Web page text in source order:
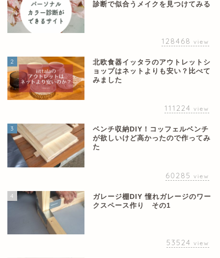
診断で似合うメイクを見つけてみる
128468 view
2
北欧食器イッタラのアウトレットシ
ョップはネットよりも安い？比べて
みました
111224 view
3
ベンチ収納DIY！コッフェルベンチ
が欲しいけど高かったので作ってみ
た
60285 view
4
ガレージ棚DIY 憧れガレージのワー
クスペース作り その1
53524 view